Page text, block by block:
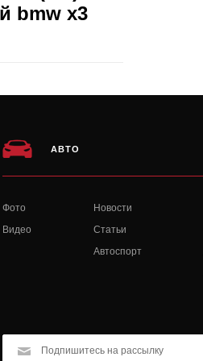
bmw x3
АВТО
Фото
Видео
Новости
Статьи
Автоспорт